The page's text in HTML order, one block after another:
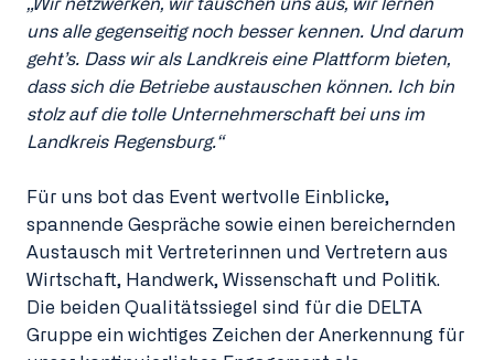
„Wir netzwerken, wir tauschen uns aus, wir lernen
uns alle gegenseitig noch besser kennen. Und darum
geht’s. Dass wir als Landkreis eine Plattform bieten,
dass sich die Betriebe austauschen können. Ich bin
stolz auf die tolle Unternehmerschaft bei uns im
Landkreis Regensburg.“
Für uns bot das Event wertvolle Einblicke,
spannende Gespräche sowie einen bereichernden
Austausch mit Vertreterinnen und Vertretern aus
Wirtschaft, Handwerk, Wissenschaft und Politik.
Die beiden Qualitätssiegel sind für die DELTA
Gruppe ein wichtiges Zeichen der Anerkennung für